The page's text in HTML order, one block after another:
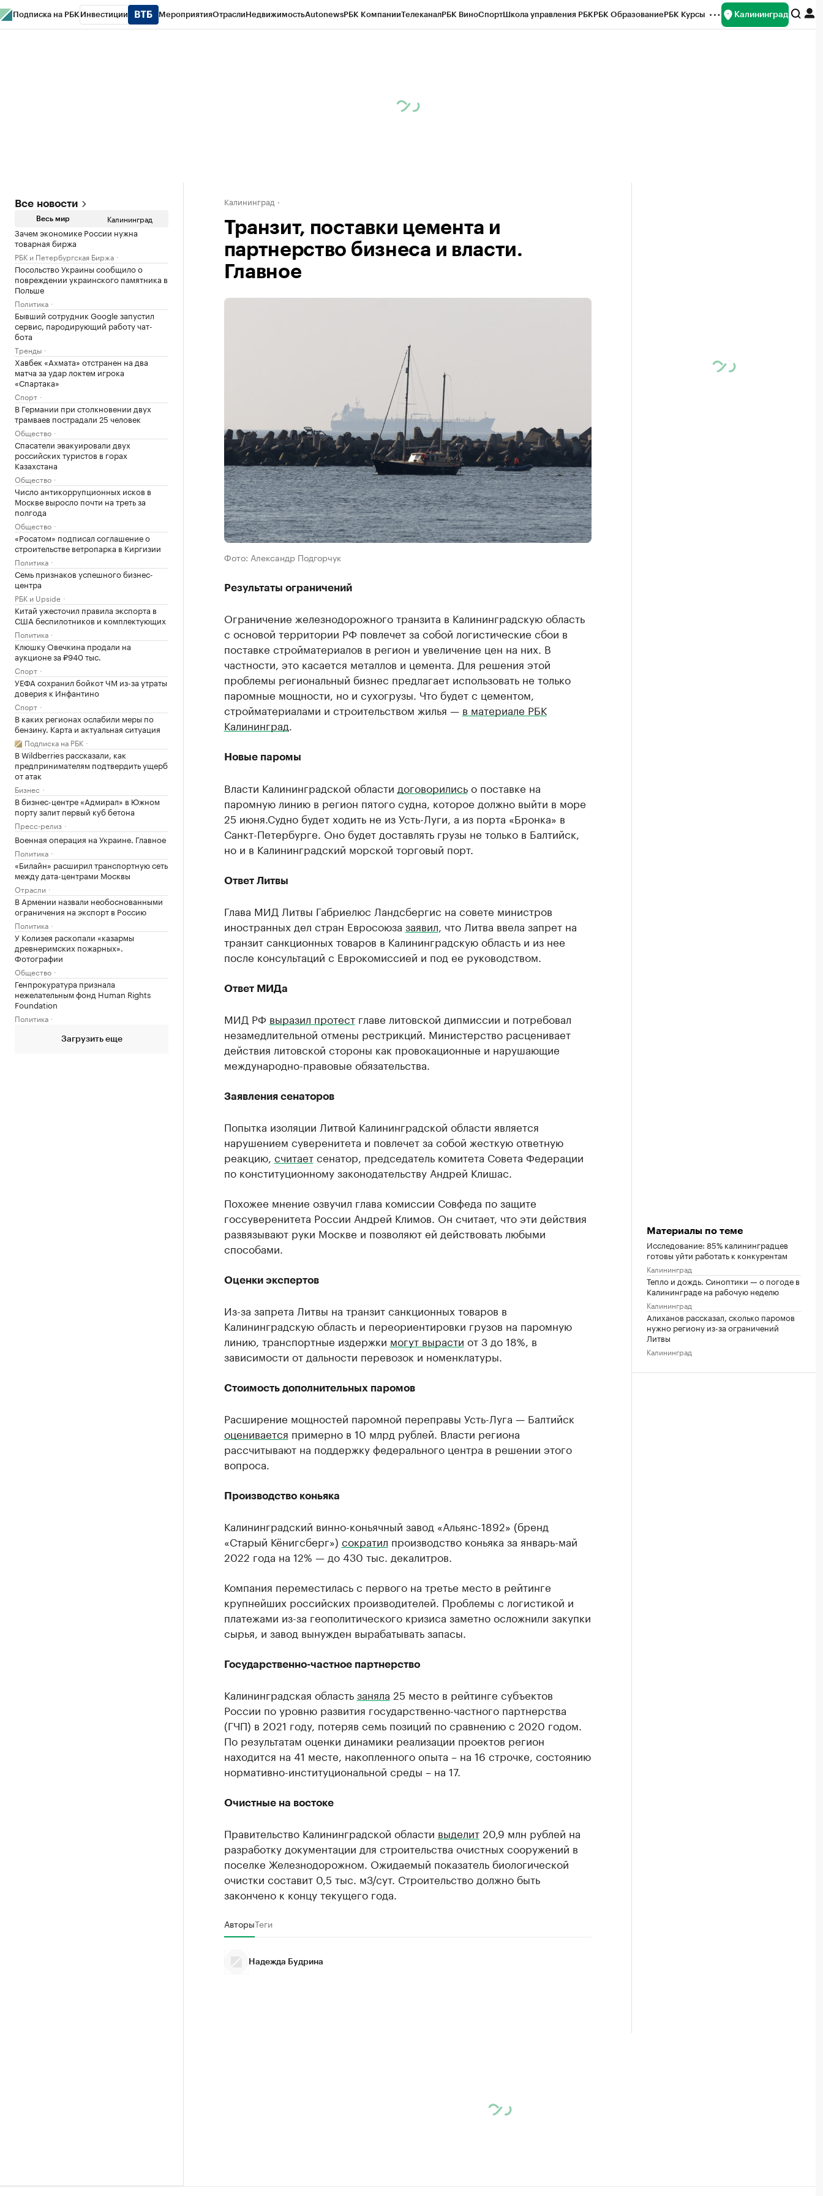
Подписка на РБК Инвестиции МероприятияОтраслиНедвижимостьAutonewsРБК КомпанииТелеканалРБК ВиноСпортШкола управления РБКРБК ОбразованиеРБК Курсы Калининград
Все новости
Весь мир Калининград
Зачем экономике России нужна
товарная биржа
РБК и Петербургская Биржа
Посольство Украины сообщило о
повреждении украинского памятника в
Польше
Политика
Бывший сотрудник Google запустил
сервис, пародирующий работу чат-
бота
Тренды
Хавбек «Ахмата» отстранен на два
матча за удар локтем игрока
«Спартака»
Спорт
В Германии при столкновении двух
трамваев пострадали 25 человек
Общество
Спасатели эвакуировали двух
российских туристов в горах
Казахстана
Общество
Число антикоррупционных исков в
Москве выросло почти на треть за
полгода
Общество
«Росатом» подписал соглашение о
строительстве ветропарка в Киргизии
Политика
Семь признаков успешного бизнес-
центра
РБК и Upside
Китай ужесточил правила экспорта в
США беспилотников и комплектующих
Политика
Клюшку Овечкина продали на
аукционе за ₽940 тыс.
Спорт
УЕФА сохранил бойкот ЧМ из-за утраты
доверия к Инфантино
Спорт
В каких регионах ослабили меры по
бензину. Карта и актуальная ситуация
Подписка на РБК
В Wildberries рассказали, как
предпринимателям подтвердить ущерб
от атак
Бизнес
В бизнес-центре «Адмирал» в Южном
порту залит первый куб бетона
Пресс-релиз
Военная операция на Украине. Главное
Политика
«Билайн» расширил транспортную сеть
между дата-центрами Москвы
Отрасли
В Армении назвали необоснованными
ограничения на экспорт в Россию
Политика
У Колизея раскопали «казармы
древнеримских пожарных».
Фотографии
Общество
Генпрокуратура признала
нежелательным фонд Human Rights
Foundation
Политика
Загрузить еще
Калининград
Транзит, поставки цемента и
партнерство бизнеса и власти.
Главное
Фото: Александр Подгорчук
Результаты ограничений
Ограничение железнодорожного транзита в Калининградскую область
с основой территории РФ повлечет за собой логистические сбои в
поставке стройматериалов в регион и увеличение цен на них. В
частности, это касается металлов и цемента. Для решения этой
проблемы региональный бизнес предлагает использовать не только
паромные мощности, но и сухогрузы. Что будет с цементом,
стройматериалами и строительством жилья — в материале РБК
Калининград
Новые паромы
Власти Калининградской области договорилисьо поставке на
паромную линию в регион пятого судна, которое должно выйти в море
25 июня.Судно будет ходить не из Усть-Луги, а из порта «Бронка» в
Санкт-Петербурге. Оно будет доставлять грузы не только в Балтийск,
но и в Калининградский морской торговый порт.
Ответ Литвы
Глава МИД Литвы Габриелюс Ландсбергис на совете министров
иностранных дел стран Евросоюза заявил , что Литва ввела запрет на
транзит санкционных товаров в Калининградскую область и из нее
после консультаций с Еврокомиссией и под ее руководством.
Ответ МИДа
МИД РФ выразил протестглаве литовской дипмиссии и потребовал
незамедлительной отмены рестрикций. Министерство расценивает
действия литовской стороны как провокационные и нарушающие
международно-правовые обязательства.
Заявления сенаторов
Попытка изоляции Литвой Калининградской области является
нарушением суверенитета и повлечет за собой жесткую ответную
реакцию, считаетсенатор, председатель комитета Совета Федерации
по конституционному законодательству Андрей Клишас.
Похожее мнение озвучил глава комиссии Совфеда по защите
госсуверенитета России Андрей Климов. Он считает, что эти действия
развязывают руки Москве и позволяют ей действовать любыми
способами.
Оценки экспертов
Из-за запрета Литвы на транзит санкционных товаров в
Калининградскую область и переориентировки грузов на паромную
линию, транспортные издержки могут вырасти от 3 до 18%, в
зависимости от дальности перевозок и номенклатуры.
Стоимость дополнительных паромов
Расширение мощностей паромной переправы Усть-Луга — Балтийск
оценивается примерно в 10 млрд рублей. Власти региона
рассчитывают на поддержку федерального центра в решении этого
вопроса.
Производство коньяка
Калининградский винно-коньячный завод «Альянс-1892» (бренд
«Старый Кёнигсберг») сократил производство коньяка за январь-май
2022 года на 12% — до 430 тыс. декалитров.
Компания переместилась с первого на третье место в рейтинге
крупнейших российских производителей. Проблемы с логистикой и
платежами из-за геополитического кризиса заметно осложнили закупки
сырья, и завод вынужден вырабатывать запасы.
Государственно-частное партнерство
Калининградская областьзаняла 25 место в рейтинге субъектов
России по уровню развития государственно-частного партнерства
(ГЧП) в 2021 году, потеряв семь позиций по сравнению с 2020 годом.
По результатам оценки динамики реализации проектов регион
находится на 41 месте, накопленного опыта – на 16 строчке, состоянию
нормативно-институциональной среды – на 17.
Очистные на востоке
Правительство Калининградской области выделит20,9 млн рублей на
разработку документации для строительства очистных сооружений в
поселке Железнодорожном. Ожидаемый показатель биологической
очистки составит 0,5 тыс. м3/сут. Строительство должно быть
закончено к концу текущего года.
АвторыТеги
Надежда Будрина
Материалы по теме
Исследование: 85% калининградцев
готовы уйти работать к конкурентам
Калининград
Тепло и дождь. Синоптики — о погоде в
Калининграде на рабочую неделю
Калининград
Алиханов рассказал, сколько паромов
нужно региону из-за ограничений
Литвы
Калининград